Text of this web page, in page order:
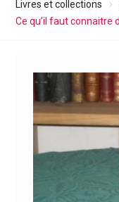
Livres et collections
Ce qu’il faut connaitre